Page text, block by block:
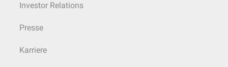
Investor Relations
Presse
Karriere